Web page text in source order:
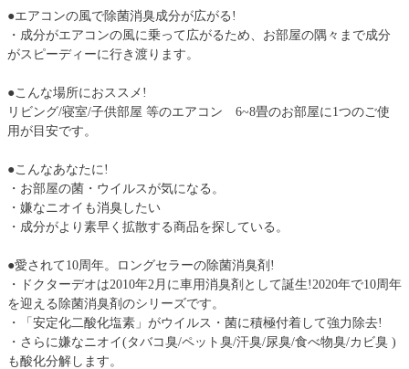
●エアコンの風で除菌消臭成分が広がる!
・成分がエアコンの風に乗って広がるため、お部屋の隅々まで成分
がスピーディーに行き渡ります。
●こんな場所におススメ!
リビング/寝室/子供部屋 等のエアコン 6~8畳のお部屋に1つのご使
用が目安です。
●こんなあなたに!
・お部屋の菌・ウイルスが気になる。
・嫌なニオイも消臭したい
・成分がより素早く拡散する商品を探している。
●愛されて10周年。ロングセラーの除菌消臭剤!
・ドクターデオは2010年2月に車用消臭剤として誕生!2020年で10周年
を迎える除菌消臭剤のシリーズです。
・「安定化二酸化塩素」がウイルス・菌に積極付着して強力除去!
・さらに嫌なニオイ(タバコ臭/ペット臭/汗臭/尿臭/食べ物臭/カビ臭 )
も酸化分解します。